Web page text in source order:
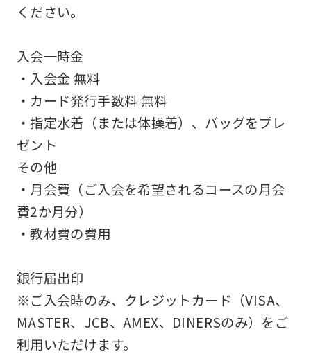
ください。
入会一時金
・入会金 無料
・カード発行手数料 無料
・指定水着（または体操着）、バッグをプレ
ゼント
その他
・月会費（ご入会を希望されるコースの月会
費2か月分）
・教材費の費用
銀行届出印
※ご入会時のみ、クレジットカード（VISA、
MASTER、JCB、AMEX、DINERSのみ）をご
利用いただけます。
translation
may
the
that
you